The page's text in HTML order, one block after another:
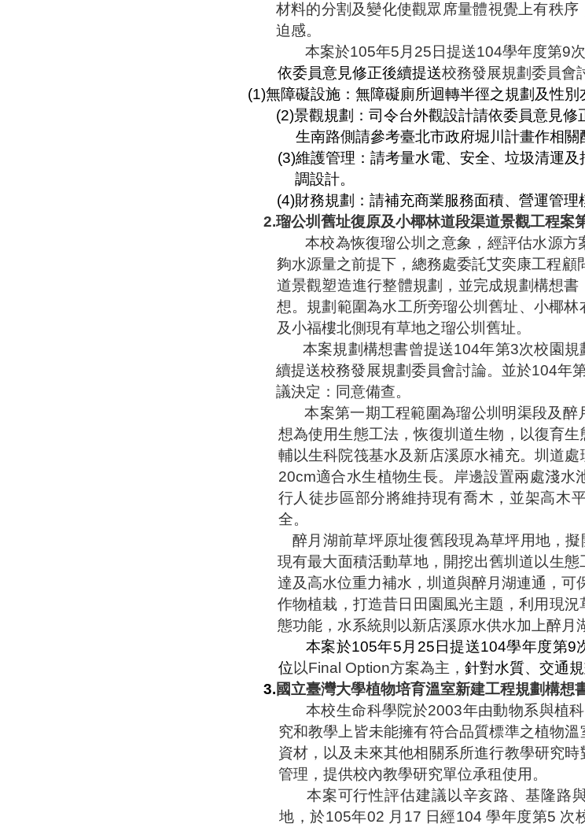
材料的分割及變化使觀眾席量體視覺上有秩
迫感。
本案於105年5 月 25 日提送104學年度第9
依委員意見修正後續提送校務發展規劃委員會
(1)無障礙設施：無障礙廁所迴轉半徑之規劃及性別
(2)景觀規劃：司令台外觀設計請依委員意見
生南路側請參考臺北市政府堀川計畫作相關
(3)維護管理：請考量水電、安全、垃圾清運
調設計。
(4)財務規劃：請補充商業服務面積、營運管理
2.瑠公圳舊址復原及小椰林道段渠道景觀工程案
本校為恢復瑠公圳之意象，經評估水源
夠水源量之前提下，總務處委託艾奕康工程顧
道景觀塑造進行整體規劃，並完成規劃構想
想。規劃範圍為水工所旁瑠公圳舊址、小椰
及小福樓北側現有草地之瑠公圳舊址。
本案規劃構想書曾提送104年第3次校園規
續提送校務發展規劃委員會討論。並於104年
議決定：同意備查。
本案第一期工程範圍為瑠公圳明渠段及
想為使用生態工法，恢復圳道生物，以復育
輔以生科院筏基水及新店溪原水補充。圳道
20cm適合水生植物生長。岸邊設置兩處淺水
行人徒步區部分將維持現有喬木，並架高木
全。
醉月湖前草坪原址復舊段現為草坪用地，
現有最大面積活動草地，開挖出舊圳道以生
達及高水位重力補水，圳道與醉月湖連通，可
作物植栽，打造昔日田園風光主題，利用現
態功能，水系統則以新店溪原水供水加上醉月
本案於105年5 月 25 日提送104學年度第9
位以Final Option方案為主， 針對水質、交通
3.國立臺灣大學植物培育溫室新建工程規劃構想
本校生命科學院於2003年由動物系與植
究和教學上皆未能擁有符合品質標準之植物
資材，以及未來其他相關系所進行教學研究
管理，提供校內教學研究單位承租使用。
本案可行性評估建議以辛亥路、基隆路
地，於105年02 月 17 日經104學年度第5 次